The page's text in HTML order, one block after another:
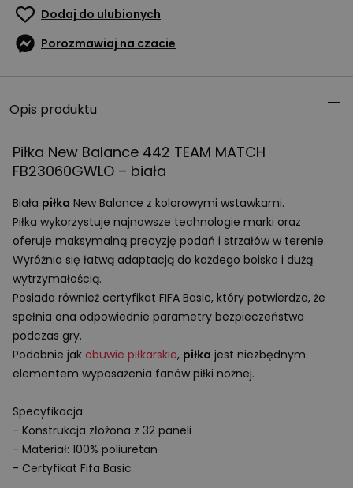
Dodaj do ulubionych
Porozmawiaj na czacie
Opis produktu
Piłka New Balance 442 TEAM MATCH
FB23060GWLO – biała
Biała piłka New Balance z kolorowymi wstawkami.
Piłka wykorzystuje najnowsze technologie marki oraz
oferuje maksymalną precyzję podań i strzałów w terenie.
Wyróżnia się łatwą adaptacją do każdego boiska i dużą
wytrzymałością.
Posiada również certyfikat FIFA Basic, który potwierdza, że
spełnia ona odpowiednie parametry bezpieczeństwa
podczas gry.
Podobnie jak obuwie piłkarskie, piłka jest niezbędnym
elementem wyposażenia fanów piłki nożnej.
Specyfikacja:
- Konstrukcja złożona z 32 paneli
- Materiał: 100% poliuretan
- Certyfikat Fifa Basic